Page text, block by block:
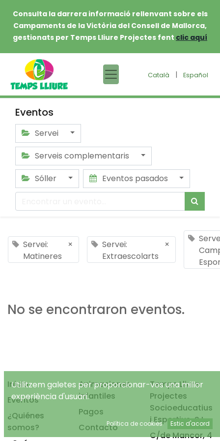
Consulta la darrera informació rellenvant sobre els
Campaments de la Victòria del Consell de Mallorca,
gestionats per Temps Lliure Projectes fent clic aquí
Català | Español
Eventos
Servei
Serveis complementaris
Sóller
Eventos pasados
Servei:
Matineres
×
Servei:
Extraescolarts
×
No se encontraron eventos.
Inicio
Eventos
¿Quiénes
somos?
Animaciones
infantiles
Pagos
Contacto
Temps Lliure
Projectes
Socioeducatius
i Esportius, S.L.
C/de Mancor, 4
Utilitzem galetes per proporcionar-vos una millor
experiència d'usuari.
Política de cookies Estic d'acord